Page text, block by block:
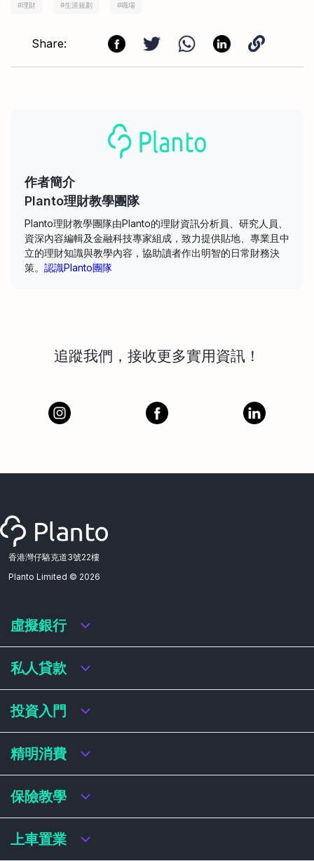
#理財 #生涯規劃 #職場
Share:
作者簡介
Planto理財教學團隊
Planto理財教學團隊由Planto的理財資訊分析員、研究人員、
資深內容編輯及金融科技專家組成，致力提供貼地、專業且中
立的理財知識與教學內容，協助讀者作出明智的日常財務決
策。 認識Planto團隊
追蹤我們，接收更多實用資訊！
香港灣仔駱克道3號22樓
Planto Limited © 2026
虛擬銀行
虛擬銀行迎新優惠
虛擬銀行存款利率比較
虛擬銀行銀扣賬卡 / 信用卡
虛擬銀行貸款
私人貸款
私人貸款年利率比較
網上即批貸款
結餘轉戶
稅務貸款
財務公司貸款
投資入門
港股戶口收費及迎新優惠
基金平台比較
買加密貨幣教學
精明消費
網購信用卡
飛行里數信用卡
學生信用卡
保險教學
買保險基本概念
上車置業